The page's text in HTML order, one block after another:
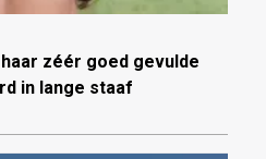
zéér goed gevulde
in lange staaf